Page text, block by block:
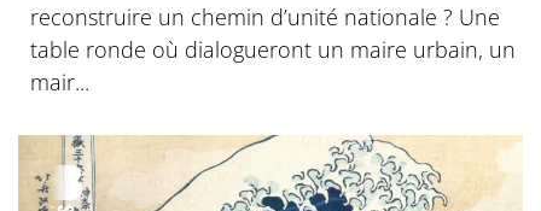
reconstruire un chemin d’unité nationale ? Une
table ronde où dialogueront un maire urbain, un
mair...